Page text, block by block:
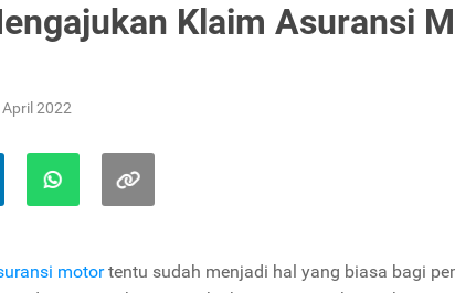
Klaim Asuransi
2022
motortentu sudah menjadi hal yang biasa bagi